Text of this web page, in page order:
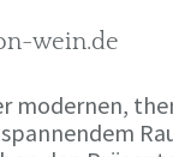
wein.de
modernen,